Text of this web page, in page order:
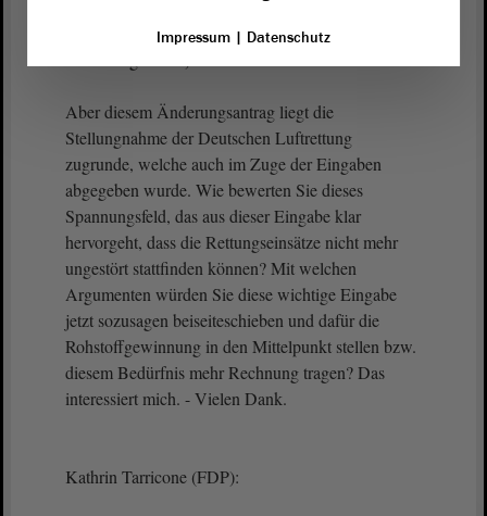
(Cornelia Lüddemann, GRÜNE: Warum haben Sie
Aber diesem Änderungsantrag liegt die
Stellungnahme der Deutschen Luftrettung
zugrunde, welche auch im Zuge der Eingaben
abgegeben wurde. Wie bewerten Sie dieses
Spannungsfeld, das aus dieser Eingabe klar
hervorgeht, dass die Rettungseinsätze nicht mehr
ungestört stattfinden können? Mit welchen
Argumenten würden Sie diese wichtige Eingabe
jetzt sozusagen beiseiteschieben und dafür die
Rohstoffgewinnung in den Mittelpunkt stellen bzw.
diesem Bedürfnis mehr Rechnung tragen? Das
interessiert mich. - Vielen Dank.
Kathrin Tarricone (FDP):
Impressum| Datenschutz